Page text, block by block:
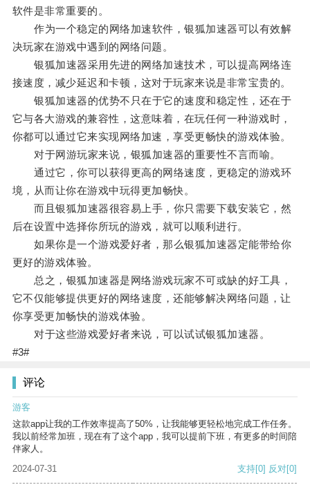
软件是非常重要的。
作为一个稳定的网络加速软件，银狐加速器可以有效解
决玩家在游戏中遇到的网络问题。
银狐加速器采用先进的网络加速技术，可以提高网络连
接速度，减少延迟和卡顿，这对于玩家来说是非常宝贵的。
银狐加速器的优势不只在于它的速度和稳定性，还在于
它与各大游戏的兼容性，这意味着，在玩任何一种游戏时，
你都可以通过它来实现网络加速，享受更畅快的游戏体验。
对于网游玩家来说，银狐加速器的重要性不言而喻。
通过它，你可以获得更高的网络速度，更稳定的游戏环
境，从而让你在游戏中玩得更加畅快。
而且银狐加速器很容易上手，你只需要下载安装它，然
后在设置中选择你所玩的游戏，就可以顺利进行。
如果你是一个游戏爱好者，那么银狐加速器定能带给你
更好的游戏体验。
总之，银狐加速器是网络游戏玩家不可或缺的好工具，
它不仅能够提供更好的网络速度，还能够解决网络问题，让
你享受更加畅快的游戏体验。
对于这些游戏爱好者来说，可以试试银狐加速器。
#3#
评论
游客
这款app让我的工作效率提高了50%，让我能够更轻松地完成工作任务。
我以前经常加班，现在有了这个app，我可以提前下班，有更多的时间陪
伴家人。
2024-07-31
支持[0] 反对[0]